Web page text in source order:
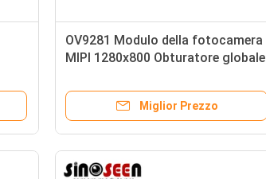
OV9281 Modulo della fotocamera
MIPI 1280x800 Obturatore globale
Miglior Prezzo